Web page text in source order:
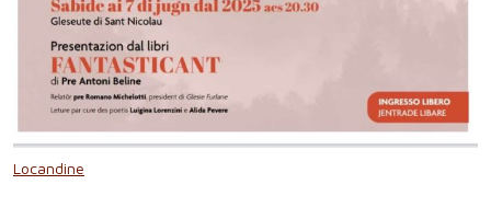
Locandine